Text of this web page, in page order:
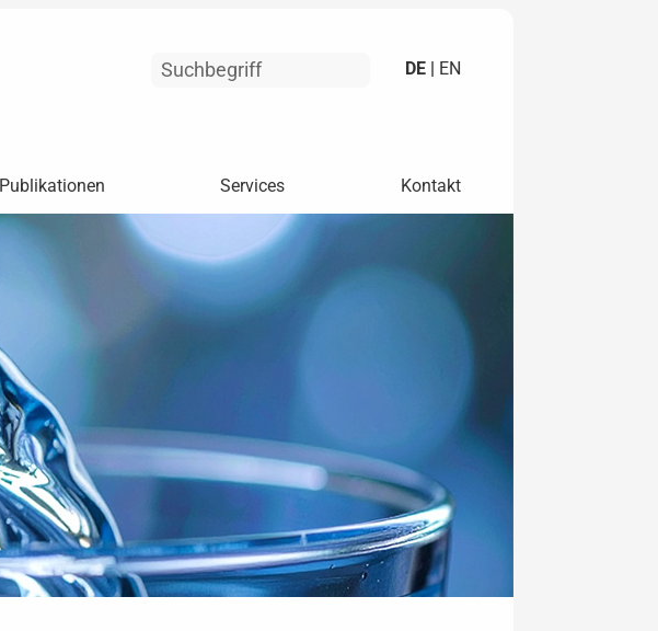
DE | EN
Publikationen Services Kontakt